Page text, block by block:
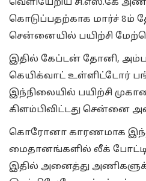
வெளியேறிய சி.எஸ்.கே
கொடுப்பதற்காக மார்ச் 8ம்
சென்னையில் பயிற்சி
இதில் கேப்டன் தோனி,
கெயிக்வாட் உள்ளிட்டோர்
இந்நிலையில் பயிற்சி
கிளம்பிவிட்டது சென்னை
கொரோனா காரணமாக
மைதானங்களில் லீக்
இதில் அனைத்து